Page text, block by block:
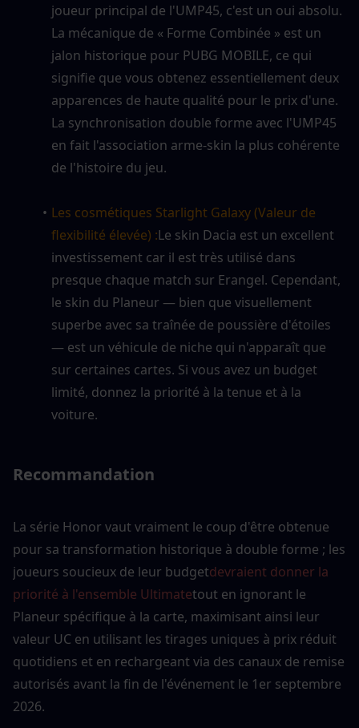
joueur principal de l'UMP45, c'est un oui absolu.
La mécanique de « Forme Combinée » est un
jalon historique pour PUBG MOBILE, ce qui
signifie que vous obtenez essentiellement deux
apparences de haute qualité pour le prix d'une.
La synchronisation double forme avec l'UMP45
en fait l'association arme-skin la plus cohérente
de l'histoire du jeu.
Les cosmétiques Starlight Galaxy (Valeur de
flexibilité élevée) :Le skin Dacia est un excellent
investissement car il est très utilisé dans
presque chaque match sur Erangel. Cependant,
le skin du Planeur — bien que visuellement
superbe avec sa traînée de poussière d'étoiles
— est un véhicule de niche qui n'apparaît que
sur certaines cartes. Si vous avez un budget
limité, donnez la priorité à la tenue et à la
voiture.
Recommandation
La série Honor vaut vraiment le coup d'être obtenue
pour sa transformation historique à double forme ; les
joueurs soucieux de leur budgetdevraient donner la
priorité à l'ensemble Ultimatetout en ignorant le
Planeur spécifique à la carte, maximisant ainsi leur
valeur UC en utilisant les tirages uniques à prix réduit
quotidiens et en rechargeant via des canaux de remise
autorisés avant la fin de l'événement le 1er septembre
2026.